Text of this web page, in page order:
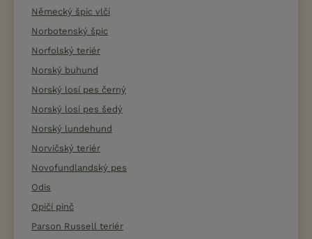
Německý špic vlčí
Norbotenský špic
Norfolský teriér
Norský buhund
Norský losí pes černý
Norský losí pes šedý
Norský lundehund
Norvičský teriér
Novofundlandský pes
Odis
Opičí pinč
Parson Russell teriér